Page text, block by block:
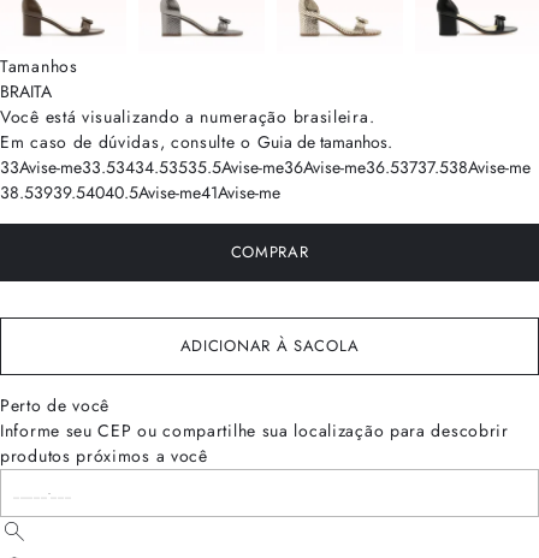
Tamanhos
BRAITA
Você está visualizando a numeração brasileira.
Em caso de dúvidas, consulte o Guia de tamanhos.
33Avise-me33.53434.53535.5Avise-me36Avise-me36.53737.538Avise-me
38.53939.54040.5Avise-me41Avise-me
COMPRAR
ADICIONAR À SACOLA
Perto de você
Informe seu CEP ou compartilhe sua localização para descobrir
produtos próximos a você